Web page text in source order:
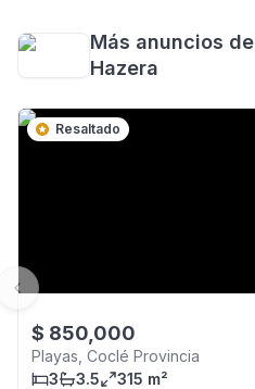
Más anuncios de
Hazera
Resaltado
$ 850,000
Playas, Coclé Provincia
3
3.5 315 m²
Previous slide